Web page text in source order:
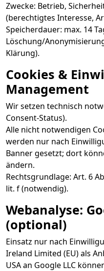
Zwecke: Betrieb,
(berechtigtes Interesse,
Speicherdauer: max. 14
Löschung/
Klärung).
Cookies &
Management
Wir setzen technisch
Consent-Status).
Alle nicht notwendigen
werden nur nach
Banner gesetzt; dort
ändern.
Rechtsgrundlage: Art. 6
lit. f (notwendig).
Webanalyse:
(optional)
Einsatz nur nach
Ireland Limited (EU) als
USA an Google LLC